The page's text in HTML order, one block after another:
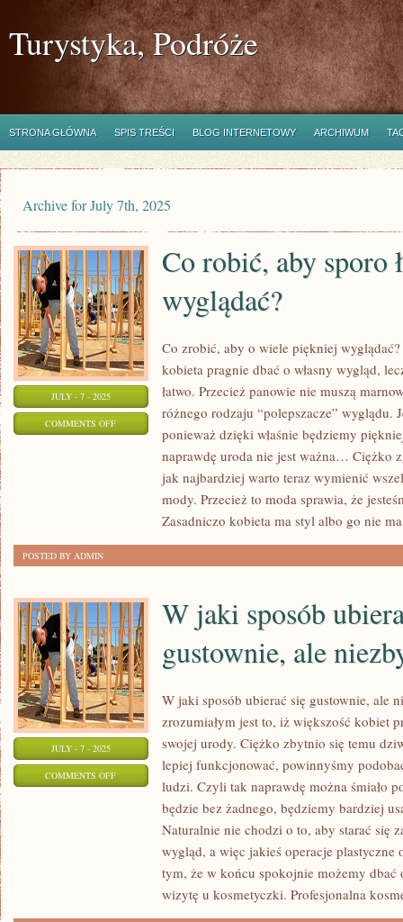
Turystyka, Podróże
STRONA GŁÓWNA SPIS TREŚCI BLOG INTERNETOWY ARCHIWUM
Archive for July 7th, 2025
JULY - 7 - 2025
COMMENTS OFFON
Co robić, aby sporo
wyglądać?
Co zrobić, aby o wiele piękniej
kobieta pragnie dbać o własny wygląd,
łatwo. Przecież panowie nie muszą
różnego rodzaju “polepszacze” wyglądu.
ponieważ dzięki właśnie będziemy
naprawdę uroda nie jest ważna… Ciężko
jak najbardziej warto teraz wymienić
mody. Przecież to moda sprawia, że
Zasadniczo kobieta ma styl albo go nie
POSTED BY ADMIN
JULY - 7 - 2025
COMMENTS OFFON
W jaki sposób
gustownie, ale
W jaki sposób ubierać się gustownie, ale
zrozumiałym jest to, iż większość kobiet
swojej urody. Ciężko zbytnio się temu
lepiej funkcjonować, powinnyśmy
ludzi. Czyli tak naprawdę można śmiało
będzie bez żadnego, będziemy bardziej
Naturalnie nie chodzi o to, aby starać się
wygląd, a więc jakieś operacje plastyczne
tym, że w końcu spokojnie możemy
wizytę u kosmetyczki. Profesjonalna